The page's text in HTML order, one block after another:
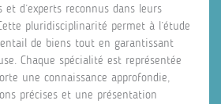
d’experts reconnus dans leurs
pluridisciplinarité permet à l’étude
de biens tout en garantissant
Chaque spécialité est représentée
une connaissance approfondie,
précises et une présentation